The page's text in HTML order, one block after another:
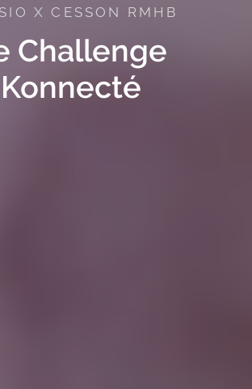
X CESSON RMHB
Challenge
Konnecté